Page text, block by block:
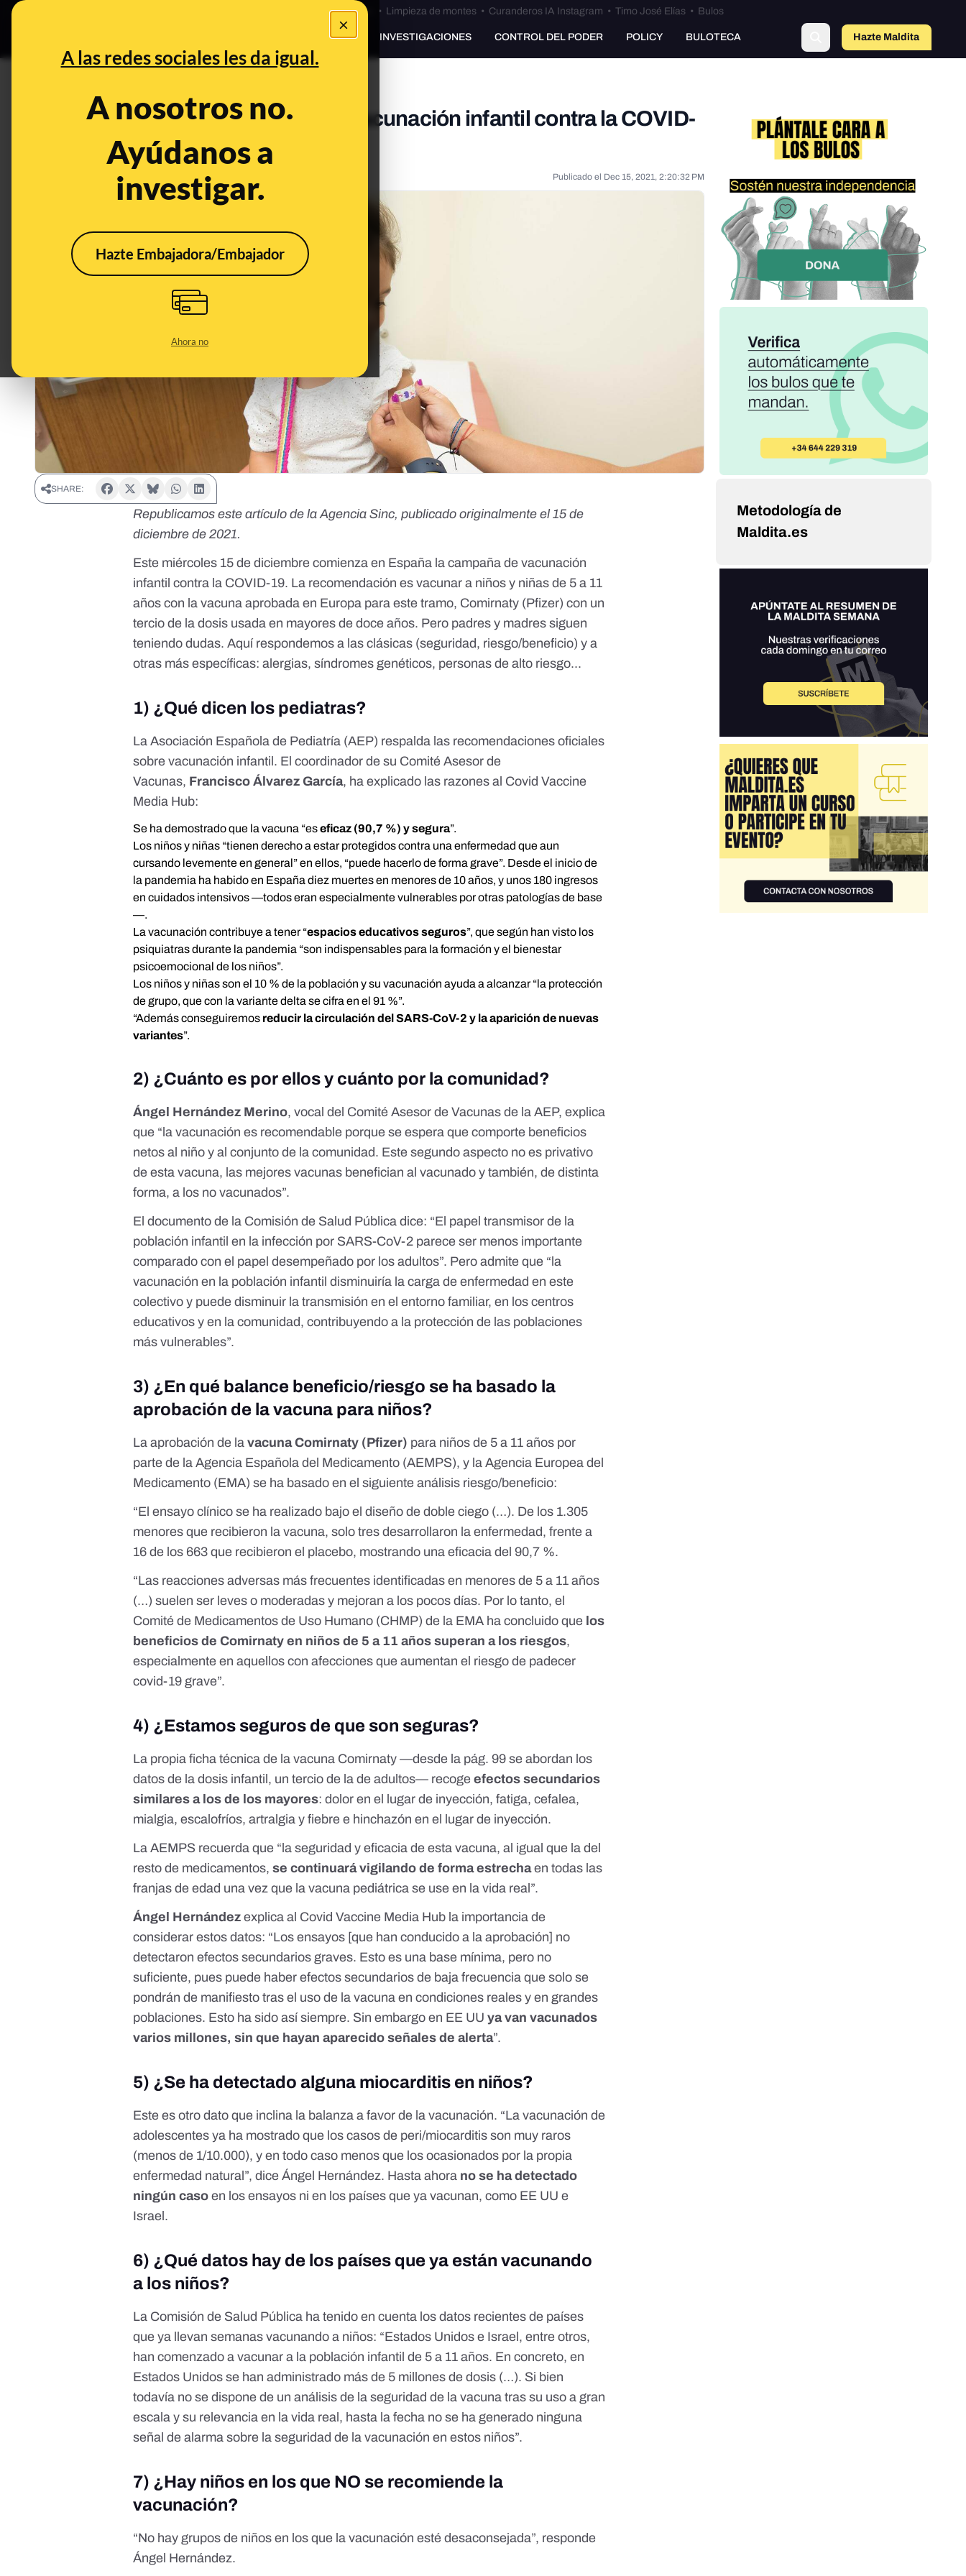
×
A las redes sociales les da igual.
A nosotros no.
Ayúdanos a
investigar.
Hazte Embajadora/Embajador
Ahora no
Bulos Ceuta • Limpieza de montes• Curanderos IA Instagram • Timo José Elías• Bulos
PREBUNKING INVESTIGACIONES CONTROL DEL PODER POLICY BULOTECA Hazte Maldito
Preguntas y respuestas sobre la vacunación infantil contra la COVID-
Publicado el Dec 15, 2021, 2:20:32 PM
SHARE:
Republicamos este artículo de la Agencia Sinc,publicado originalmenteel 15 de
diciembre de 2021.
Este miércoles 15 de diciembre comienza en España la campaña de vacunación
infantil contra la COVID-19. La recomendación es vacunar a niños y niñas de 5 a 11
años con la vacuna aprobada en Europa para este tramo, Comirnaty (Pfizer) con un
tercio de la dosis usada en mayores de doce años. Pero padres y madres siguen
teniendo dudas. Aquí respondemos a las clásicas (seguridad, riesgo/beneficio) y a
otras más específicas: alergias, síndromes genéticos, personas de alto riesgo...
1) ¿Qué dicen los pediatras?
La Asociación Española de Pediatría (AEP) respalda las recomendaciones oficiales
sobre vacunación infantil. El coordinador de su Comité Asesor de
Vacunas, Francisco Álvarez García, ha explicado las razones al Covid Vaccine
Media Hub:
Se ha demostrado que la vacuna “eseficaz (90,7 %) y segura”.
Los niños y niñas “tienen derecho a estar protegidos contra una enfermedad que aun
cursando levemente en general” en ellos, “puede hacerlo de forma grave”. Desde el inicio de
la pandemia ha habido en España diez muertes en menores de 10 años, y unos 180 ingresos
en cuidados intensivos —todos eran especialmente vulnerables por otras patologías de base
—.
La vacunación contribuye a tener “espacios educativos seguros”, que según han visto los
psiquiatras durante la pandemia “son indispensables para la formación y el bienestar
psicoemocional de los niños”.
Los niños y niñas son el 10 % de la población y su vacunación ayuda a alcanzar “la protección
de grupo, que con la variante delta se cifra en el 91 %”.
“Además conseguiremos reducir la circulación del SARS-CoV-2 y la aparición de nuevas
variantes”.
2) ¿Cuánto es por ellos y cuánto por la comunidad?
Ángel Hernández Merino, vocal del Comité Asesor de Vacunas de la AEP, explica
que “la vacunación es recomendable porque se espera que comporte beneficios
netos al niño y al conjunto de la comunidad. Este segundo aspecto no es privativo
de esta vacuna, las mejores vacunas benefician al vacunado y también, de distinta
forma, a los no vacunados”.
Eldocumento de la Comisión de Salud Pública dice: “El papel transmisor de la
población infantil en la infección por SARS-CoV-2 parece ser menos importante
comparado con el papel desempeñado por los adultos”. Pero admite que “la
vacunación en la población infantil disminuiría la carga de enfermedad en este
colectivo y puede disminuir la transmisión en el entorno familiar, en los centros
educativos y en la comunidad, contribuyendo a la protección de las poblaciones
más vulnerables”.
3) ¿En qué balance beneficio/riesgo se ha basado la
aprobación de la vacuna para niños?
La aprobación de lavacuna Comirnaty (Pfizer) para niños de 5 a 11 años por
parte de la Agencia Española del Medicamento (AEMPS), y la Agencia Europea del
Medicamento (EMA) se ha basado enel siguiente análisis riesgo/beneficio:
“El ensayo clínico se ha realizado bajo el diseño de doble ciego (…). De los 1.305
menores que recibieron la vacuna, solo tres desarrollaron la enfermedad, frente a
16 de los 663 que recibieron el placebo, mostrando una eficacia del 90,7 %.
“Las reacciones adversas más frecuentes identificadas en menores de 5 a 11 años
(…) suelen ser leves o moderadas y mejoran a los pocos días. Por lo tanto, el
Comité de Medicamentos de Uso Humano (CHMP) de la EMA ha concluido que los
beneficios de Comirnaty en niños de 5 a 11 años superan a los riesgos,
especialmente en aquellos con afecciones que aumentan el riesgo de padecer
covid-19 grave”.
4) ¿Estamos seguros de que son seguras?
La propiaficha técnica de la vacuna Comirnaty —desde la pág. 99 se abordan los
datos de la dosis infantil, un tercio de la de adultos— recogeefectos secundarios
similares a los de los mayores: dolor en el lugar de inyección, fatiga, cefalea,
mialgia, escalofríos, artralgia y fiebre e hinchazón en el lugar de inyección.
La AEMPS recuerda que “la seguridad y eficacia de esta vacuna, al igual que la del
resto de medicamentos,se continuará vigilando de forma estrechaen todas las
franjas de edad una vez que la vacuna pediátrica se use en la vida real”.
Ángel Hernández explica al Covid Vaccine Media Hub la importancia de
considerar estos datos: “Los ensayos [que han conducido a la aprobación] no
detectaron efectos secundarios graves. Esto es una base mínima, pero no
suficiente, pues puede haber efectos secundarios de baja frecuencia que solo se
pondrán de manifiesto tras el uso de la vacuna en condiciones reales y en grandes
poblaciones. Esto ha sido así siempre. Sin embargo en EE UUya van vacunados
varios millones, sin que hayan aparecido señales de alerta”.
5) ¿Se ha detectado alguna miocarditis en niños?
Este es otro dato que inclina la balanza a favor de la vacunación. “La vacunación de
adolescentes ya ha mostrado que los casos de peri/miocarditis son muy raros
(menos de 1/10.000), y en todo caso menos que los ocasionados por la propia
enfermedad natural”, dice Ángel Hernández. Hasta ahora no se ha detectado
ningún caso en los ensayos ni en los países que ya vacunan, como EE UU e
Israel.
6) ¿Qué datos hay de los países que ya están vacunando
a los niños?
La Comisión de Salud Pública ha tenido en cuenta los datos recientes de países
que ya llevan semanas vacunando a niños: “Estados Unidos e Israel, entre otros,
han comenzado a vacunar a la población infantil de 5 a 11 años. En concreto, en
Estados Unidos se han administrado más de 5 millones de dosis (…). Si bien
todavía no se dispone de un análisis de la seguridad de la vacuna tras su uso a gran
escala y su relevancia en la vida real, hasta la fecha no se ha generado ninguna
señal de alarma sobre la seguridad de la vacunación en estos niños”.
7) ¿Hay niños en los que NO se recomiende la
vacunación?
“No hay grupos de niños en los que la vacunación esté desaconsejada”, responde
Ángel Hernández.
Metodología de
Maldita.es